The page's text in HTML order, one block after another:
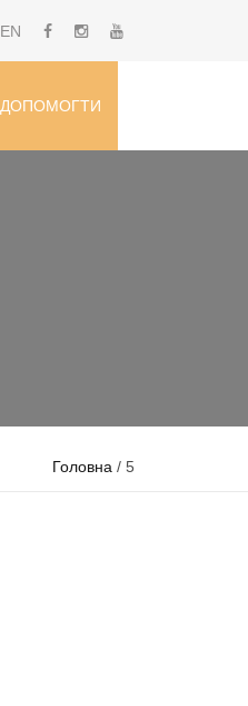
EN
ДОПОМОГТИ
Головна / 5